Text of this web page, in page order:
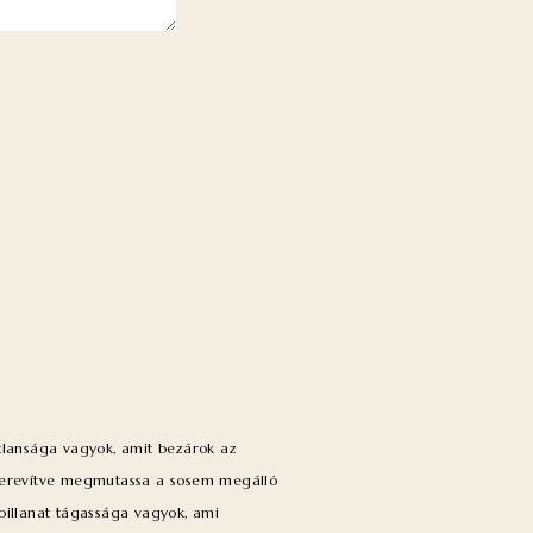
vagyok, amit bezárok az
megmutassa a sosem megálló
tágassága vagyok, ami